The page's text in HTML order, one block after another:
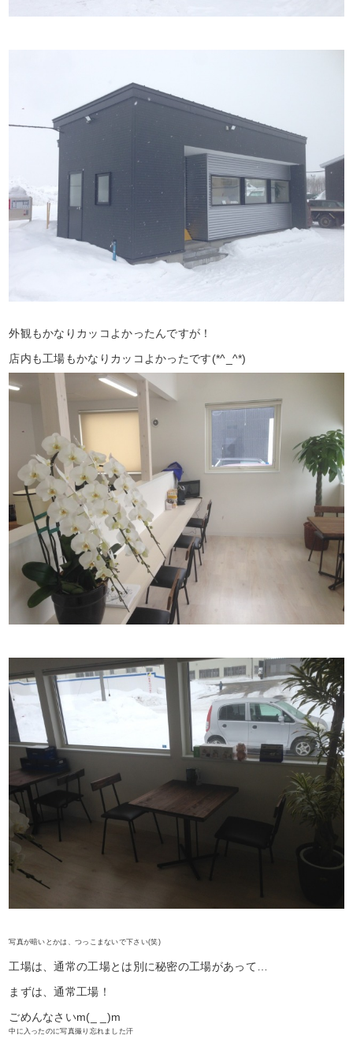
外観もかなりカッコよかったんですが！
店内も工場もかなりカッコよかったです(*^_^*)
写真が暗いとかは、つっこまないで下さい(笑)
工場は、通常の工場とは別に秘密の工場があって…
まずは、通常工場！
ごめんなさいm(_ _)m
中に入ったのに写真撮り忘れました汗